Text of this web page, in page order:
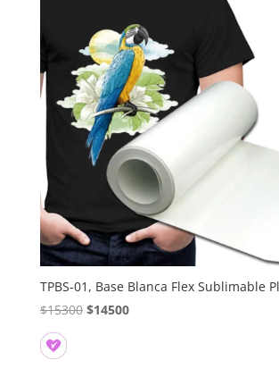
TPBS-01, Base Blanca Flex Sublimable
$15300 El
$14500El